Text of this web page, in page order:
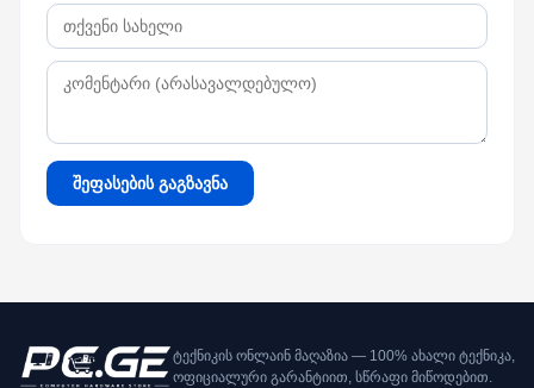
შეფასების გაგზავნა
ტექნიკის ონლაინ მაღაზია — 100% ახალი ტექნიკა,
ოფიციალური გარანტიით, სწრაფი მიწოდებით.